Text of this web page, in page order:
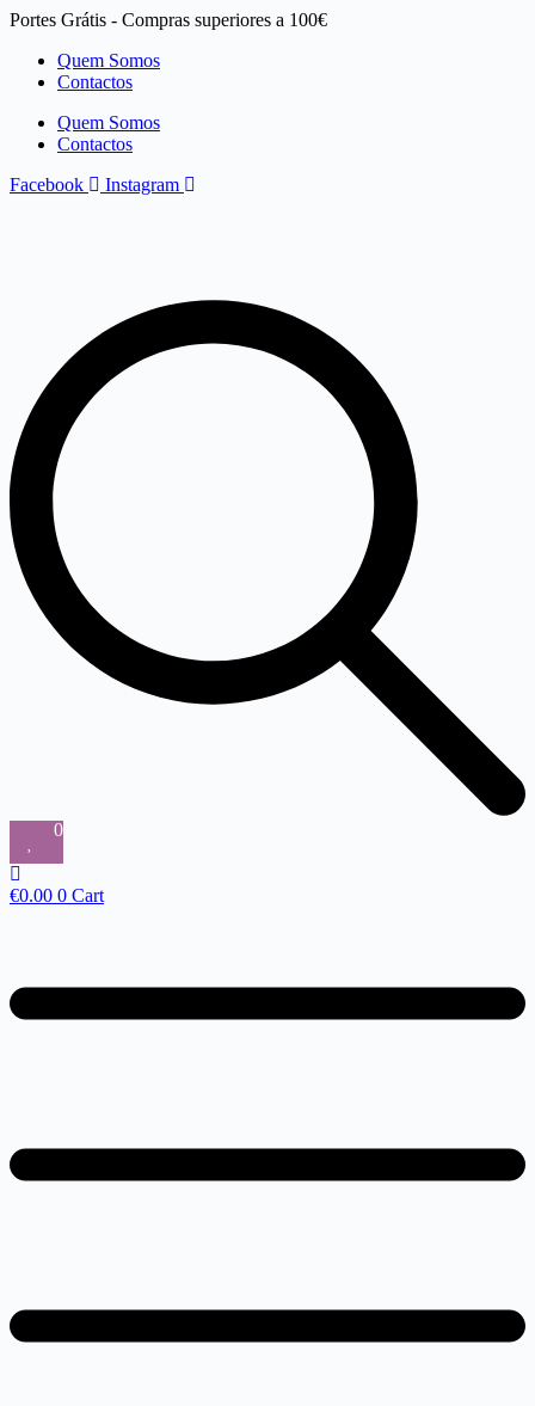
Pular
conteúdo
Portes Grátis - Compras superiores a 100€
Quem Somos
Contactos
Quem Somos
Contactos
Facebook
Instagram
0
€0.00 0 Cart